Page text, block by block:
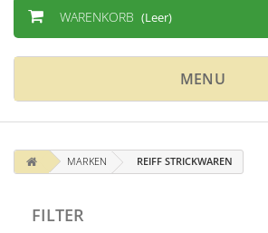
WARENKORB (Leer)
MENU
MARKEN REIFF STRICKWAREN
FILTER